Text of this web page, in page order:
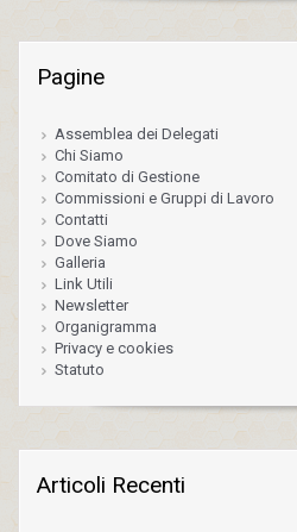
Pagine
Assemblea dei Delegati
Chi Siamo
Comitato di Gestione
Commissioni e Gruppi di Lavoro
Contatti
Dove Siamo
Galleria
Link Utili
Newsletter
Organigramma
Privacy e cookies
Statuto
Articoli Recenti